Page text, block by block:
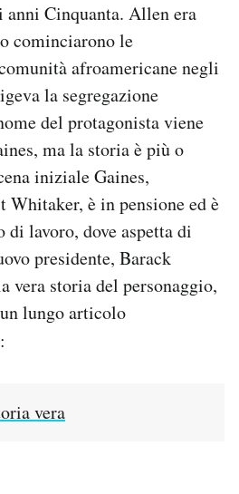
Cinquanta. Allen era
cominciarono le
afroamericane negli
la segregazione
del protagonista viene
ma la storia è più o
iniziale Gaines,
Whitaker, è in pensione ed è
di lavoro, dove aspetta di
presidente, Barack
vera storia del personaggio,
lungo articolo
:
vera